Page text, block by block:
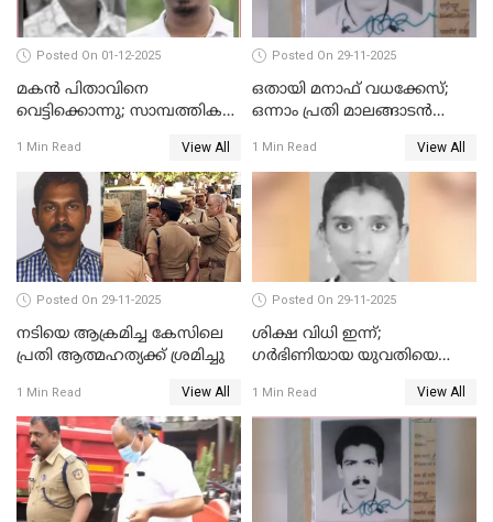
Posted On 01-12-2025
മകൻ പിതാവിനെ
വെട്ടിക്കൊന്നു; സാമ്പത്തിക
1 Min Read View All
Posted On 29-11-2025
ഒതായി മനാഫ് വധക്കേസ്;
ഒന്നാം പ്രതി മാലങ്ങാടൻ
ഒരു ലക്ഷം രൂപ പിഴ
1 Min Read View All
Posted On 29-11-2025
നടിയെ ആക്രമിച്ച കേസിലെ
പ്രതി ആത്മഹത്യക്ക് ശ്രമിച്ചു
1 Min Read View All
Posted On 29-11-2025
ശിക്ഷ വിധി ഇന്ന്;
ഗർഭിണിയായ യുവതിയെ
കേസ്
1 Min Read View All